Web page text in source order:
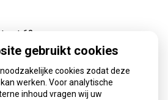
62
gebruikt cookies
cookies zodat deze
werken. Voor analytische
inhoud vragen wij uw